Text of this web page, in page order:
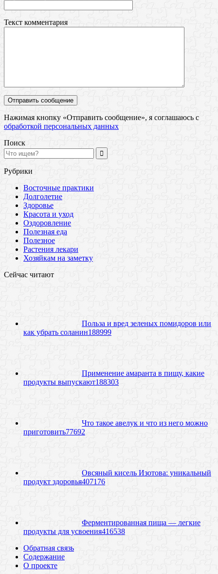
Текст комментария
Нажимая кнопку «Отправить сообщение», я соглашаюсь с
обработкой персональных данных
Поиск
Рубрики
Восточные практики
Долголетие
Здоровье
Красота и уход
Оздоровление
Полезная еда
Полезное
Растения лекари
Хозяйкам на заметку
Сейчас читают
Польза и вред зеленых помидоров или
как убрать соланин188999
Применение амаранта в пищу, какие
продукты выпускают188303
Что такое авелук и что из него можно
приготовить77692
Овсяный кисель Изотова: уникальный
продукт здоровья407176
Ферментированная пища — легкие
продукты для усвоения416538
Обратная связь
Содержание
О проекте